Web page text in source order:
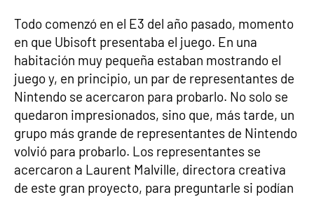
Todo comenzó en el E3 del año pasado, momento
en que Ubisoft presentaba el juego. En una
habitación muy pequeña estaban mostrando el
juego y, en principio, un par de representantes de
Nintendo se acercaron para probarlo. No solo se
quedaron impresionados, sino que, más tarde, un
grupo más grande de representantes de Nintendo
volvió para probarlo. Los representantes se
acercaron a Laurent Malville, directora creativa
de este gran proyecto, para preguntarle si podían